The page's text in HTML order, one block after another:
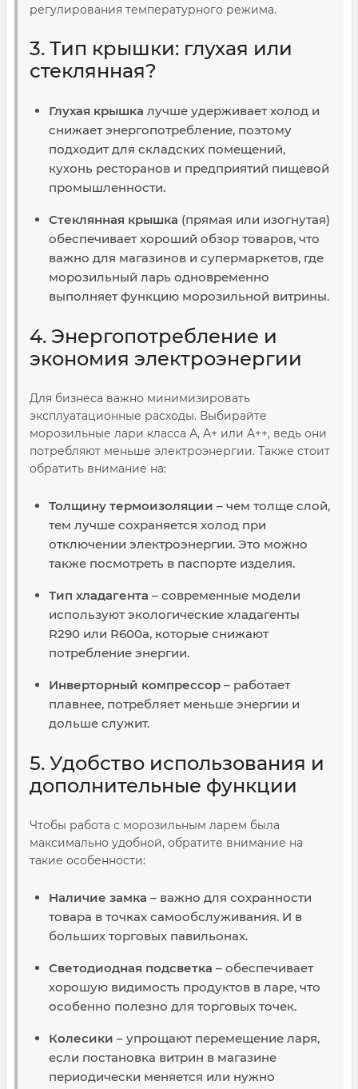
регулирования температурного режима.
3. Тип крышки: глухая или
стеклянная?
Глухая крышка лучше удерживает холод и
снижает энергопотребление, поэтому
подходит для складских помещений,
кухонь ресторанов и предприятий пищевой
промышленности.
Стеклянная крышка (прямая или изогнутая)
обеспечивает хороший обзор товаров, что
важно для магазинов и супермаркетов, где
морозильный ларь одновременно
выполняет функцию морозильной витрины.
4. Энергопотребление и
экономия электроэнергии
Для бизнеса важно минимизировать
эксплуатационные расходы. Выбирайте
морозильные лари класса А, A+ или A++, ведь они
потребляют меньше электроэнергии. Также стоит
обратить внимание на:
Толщину термоизоляции – чем толще слой,
тем лучше сохраняется холод при
отключении электроэнергии. Это можно
также посмотреть в паспорте изделия.
Тип хладагента – современные модели
используют экологические хладагенты
R290 или R600a, которые снижают
потребление энергии.
Инверторный компрессор – работает
плавнее, потребляет меньше энергии и
дольше служит.
5. Удобство использования и
дополнительные функции
Чтобы работа с морозильным ларем была
максимально удобной, обратите внимание на
такие особенности:
Наличие замка – важно для сохранности
товара в точках самообслуживания. И в
больших торговых павильонах.
Светодиодная подсветка – обеспечивает
хорошую видимость продуктов в ларе, что
особенно полезно для торговых точек.
Колесики – упрощают перемещение ларя,
если постановка витрин в магазине
периодически меняется или нужно